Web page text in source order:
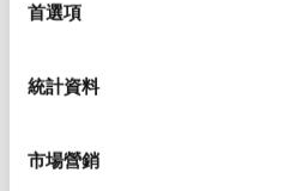
首選項
統計資料
市場營銷
環境規範